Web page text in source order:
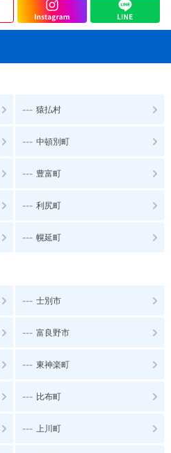
--- 猿払村
--- 中頓別町
--- 豊富町
--- 利尻町
--- 幌延町
--- 士別市
--- 富良野市
--- 東神楽町
--- 比布町
--- 上川町